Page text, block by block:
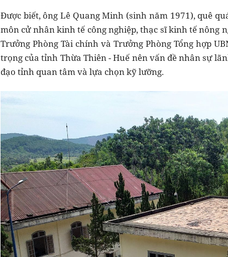
Được biết, ông Lê Quang Minh (sinh năm 1971), quê
môn cử nhân kinh tế công nghiệp, thạc sĩ kinh tế nông
Trưởng Phòng Tài chính và Trưởng Phòng Tổng hợp
trọng của tỉnh Thừa Thiên - Huế nên vấn đề nhân sự
đạo tỉnh quan tâm và lựa chọn kỹ lưỡng.